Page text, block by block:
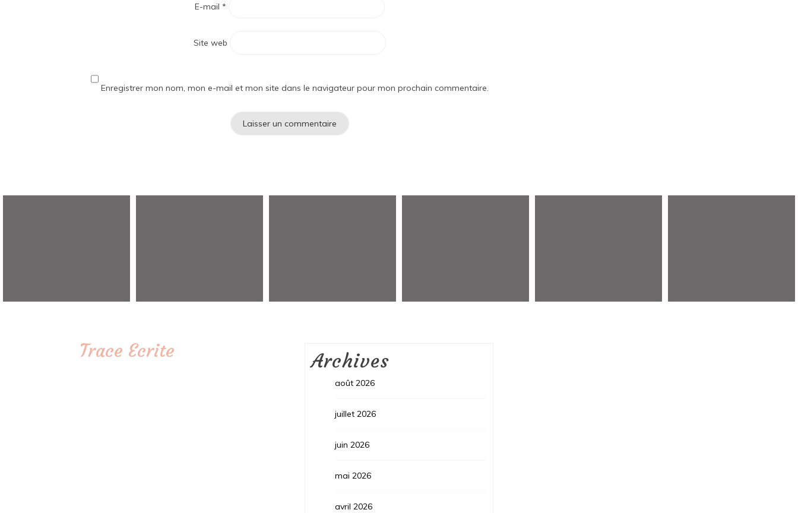
E-mail *
Site web
Enregistrer mon nom, mon e-mail et mon site dans le navigateur pour mon prochain commentaire.
Trace Ecrite Archives
août 2026
juillet 2026
juin 2026
mai 2026
avril 2026